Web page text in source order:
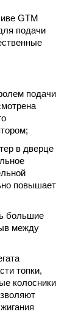
GTM
подачи
подачи
в дверце
повышает
большие
между
топки,
колосники